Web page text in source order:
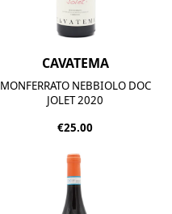
CAVATEMA
MONFERRATO NEBBIOLO DOC
JOLET 2020
€25.00